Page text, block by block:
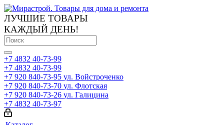
ЛУЧШИЕ ТОВАРЫ
КАЖДЫЙ ДЕНЬ!
+7 4832 40-73-99
+7 4832 40-73-99
+7 920 840-73-95 ул. Войстроченко
+7 920 840-73-70 ул. Флотская
+7 920 840-73-26 ул. Галицина
+7 4832 40-73-97